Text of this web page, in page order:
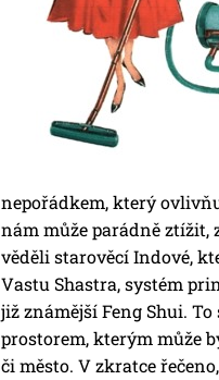
nepořádkem, který
nám může parádně ztížit,
věděli starověcí Indové,
Vastu Shastra, systém
již známější Feng Shui.
prostorem, kterým může
či město. V zkratce